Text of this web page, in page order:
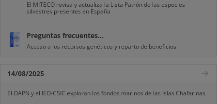
El MITECO revisa y actualiza la Lista Patrón de las especies
silvestres presentes en España
Preguntas frecuentes...
Acceso a los recursos genéticos y reparto de beneficios
14/08/2025
El OAPN y el IEO-CSIC exploran los fondos marinos de las Islas Chafarinas